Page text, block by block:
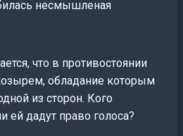
несмышленая
что в противостоянии
обладание которым
из сторон. Кого
ей дадут право голоса?